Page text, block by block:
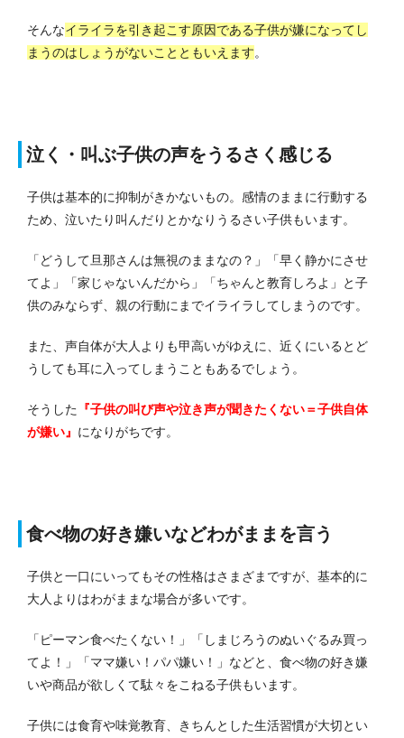
そんなイライラを引き起こす原因である子供が嫌になってし
まうのはしょうがないことともいえます。
泣く・叫ぶ子供の声をうるさく感じる
子供は基本的に抑制がきかないもの。 感情のままに行動する
ため、泣いたり叫んだりとかなりうるさい子供もいます。
「どうして旦那さんは無視のままなの？」「早く静かにさせ
てよ」「家じゃないんだから」「ちゃんと教育しろよ」と子
供のみならず、親の行動にまでイライラしてしまうのです。
また、声自体が大人よりも甲高いがゆえに、近くにいるとど
うしても耳に入ってしまうこともあるでしょう。
そうした 『子供の叫び声や泣き声が聞きたくない＝子供自体
が嫌い』 になりがちです。
食べ物の好き嫌いなどわがままを言う
子供と一口にいってもその性格はさまざまですが、基本的に
大人よりはわがままな場合が多いです。
「ピーマン食べたくない！」「しまじろうのぬいぐるみ買っ
てよ！」「ママ嫌い！パパ嫌い！」などと、食べ物の好き嫌
いや商品が欲しくて駄々をこねる子供もいます。
子供には食育や味覚教育、きちんとした生活習慣が大切とい